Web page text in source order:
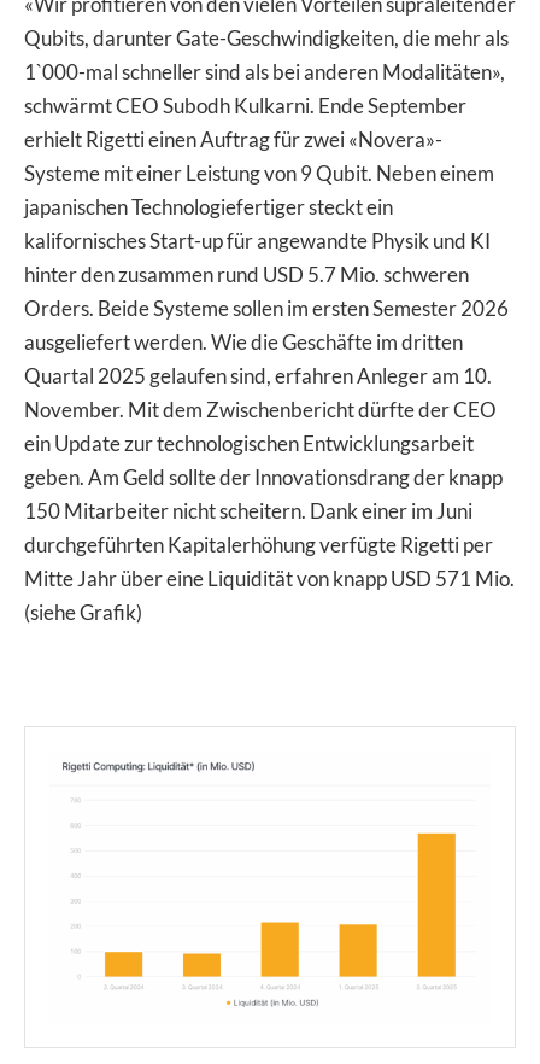
Qubits, darunter Gate-Geschwindigkeiten, die mehr als
1`000-mal schneller sind als bei anderen Modalitäten»,
schwärmt CEO Subodh Kulkarni. Ende September
erhielt Rigetti einen Auftrag für zwei «Novera»-
Systeme mit einer Leistung von 9 Qubit. Neben einem
japanischen Technologiefertiger steckt ein
kalifornisches Start-up für angewandte Physik und KI
hinter den zusammen rund USD 5.7 Mio. schweren
Orders. Beide Systeme sollen im ersten Semester 2026
ausgeliefert werden. Wie die Geschäfte im dritten
Quartal 2025 gelaufen sind, erfahren Anleger am 10.
November. Mit dem Zwischenbericht dürfte der CEO
ein Update zur technologischen Entwicklungsarbeit
geben. Am Geld sollte der Innovationsdrang der knapp
150 Mitarbeiter nicht scheitern. Dank einer im Juni
durchgeführten Kapitalerhöhung verfügte Rigetti per
Mitte Jahr über eine Liquidität von knapp USD 571 Mio.
(siehe Grafik)